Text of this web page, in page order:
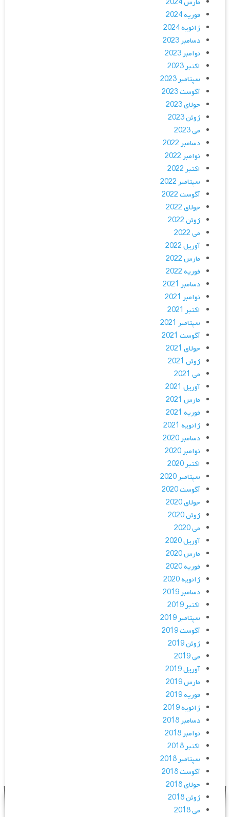
فوریه 2024
ژانویه 2024
دسامبر 2023
نوامبر 2023
اکتبر 2023
سپتامبر 2023
آگوست 2023
جولای 2023
ژوئن 2023
می 2023
دسامبر 2022
نوامبر 2022
اکتبر 2022
سپتامبر 2022
آگوست 2022
جولای 2022
ژوئن 2022
می 2022
آوریل 2022
مارس 2022
فوریه 2022
دسامبر 2021
نوامبر 2021
اکتبر 2021
سپتامبر 2021
آگوست 2021
جولای 2021
ژوئن 2021
می 2021
آوریل 2021
مارس 2021
فوریه 2021
ژانویه 2021
دسامبر 2020
نوامبر 2020
اکتبر 2020
سپتامبر 2020
آگوست 2020
جولای 2020
ژوئن 2020
می 2020
آوریل 2020
مارس 2020
فوریه 2020
ژانویه 2020
دسامبر 2019
اکتبر 2019
سپتامبر 2019
آگوست 2019
ژوئن 2019
می 2019
آوریل 2019
مارس 2019
فوریه 2019
ژانویه 2019
دسامبر 2018
نوامبر 2018
اکتبر 2018
سپتامبر 2018
آگوست 2018
جولای 2018
ژوئن 2018
می 2018